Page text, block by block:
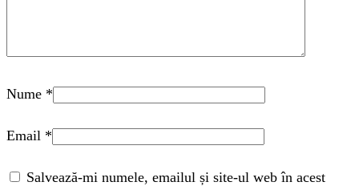
Nume *
Email *
Salvează-mi numele, emailul și site-ul web în acest